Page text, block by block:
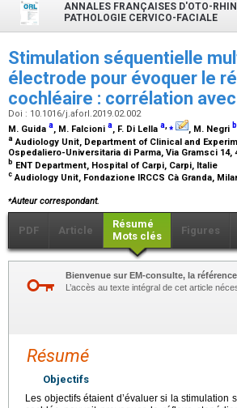
ANNALES FRANÇAISES D'OTO-
PATHOLOGIE CERVICO-FACIALE
Stimulation séquentielle
électrode pour évoquer le
cochléaire : corrélation
Doi : 10.1016/j.aforl.2019.02.002
M. Guida a, M. Falcioni a, F. Di Lella a,⁎ , M. Negri b
a Audiology Unit, Department of Clinical and
Ospedaliero-Universitaria di Parma, Via Gramsci 14,
b ENT Department, Hospital of Carpi, Carpi, Italie
c Audiology Unit, Fondazione IRCCS Cà Granda,
⁎Auteur correspondant.
PDF Article
Résumé
Mots clés
Figures
Bienvenue sur EM-consulte, la
L’accès au texte intégral de cet article
Résumé
Objectifs
Les objectifs étaient d’évaluer si la